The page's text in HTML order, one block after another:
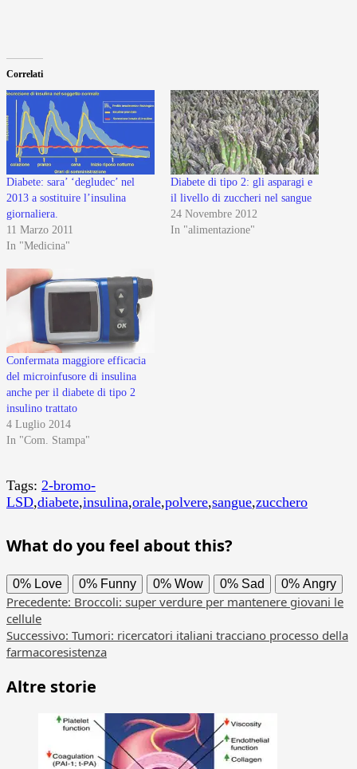
Correlati
Diabete: sara’ ‘degludec’ nel
2013 a sostituire l’insulina
giornaliera.
11 Marzo 2011
In "Medicina"
Diabete di tipo 2: gli asparagi e
il livello di zuccheri nel sangue
24 Novembre 2012
In "alimentazione"
Confermata maggiore efficacia
del microinfusore di insulina
anche per il diabete di tipo 2
insulino trattato
4 Luglio 2014
In "Com. Stampa"
Tags: 2-bromo-
LSD,diabete,insulina,orale,polvere,sangue,zucchero
What do you feel about this?
0% Love 0% Funny 0% Wow 0% Sad 0% Angry
Navigazione
articolo
Precedente: Broccoli: super verdure per mantenere giovani le
cellule
Successivo: Tumori: ricercatori italiani tracciano processo della
farmacoresistenza
Altre storie